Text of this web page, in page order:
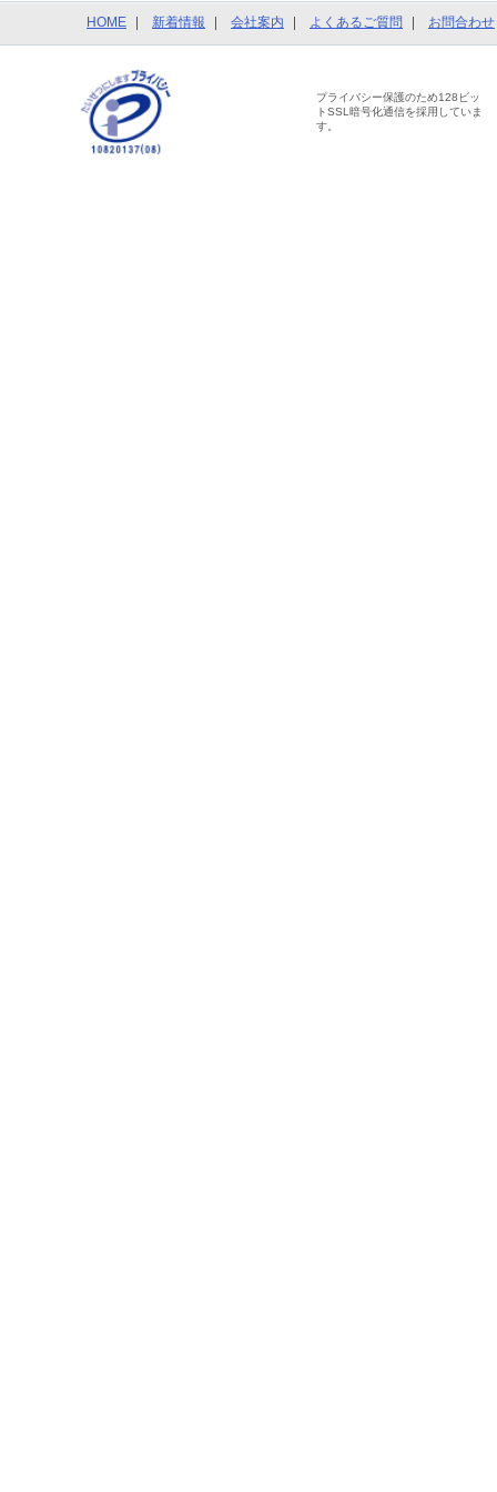
HOME 新着情報 会社案内 よくあるご質問 お問合わせ
プライバシー保護のため128ビッ
トSSL暗号化通信を採用していま
す。